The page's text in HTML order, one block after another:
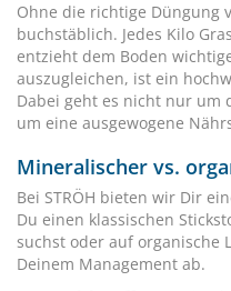
Ohne die richtige Düngung
buchstäblich. Jedes Kilo
entzieht dem Boden
auszugleichen, ist ein
Dabei geht es nicht nur um
um eine ausgewogene
Mineralischer vs.
Bei STRÖH bieten wir Dir
Du einen klassischen
suchst oder auf organische
Deinem Management ab.